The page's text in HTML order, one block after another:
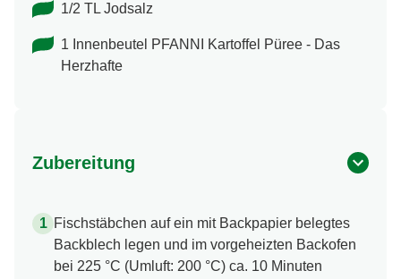
1/2 TL Jodsalz
1 Innenbeutel PFANNI Kartoffel Püree - Das
Herzhafte
Zubereitung
Fischstäbchen auf ein mit Backpapier belegtes
Backblech legen und im vorgeheizten Backofen
bei 225 °C (Umluft: 200 °C) ca. 10 Minuten